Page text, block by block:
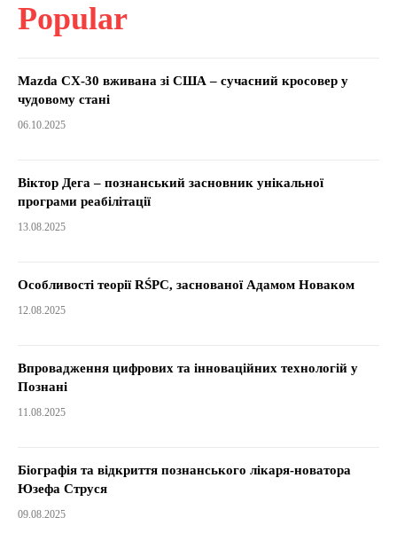
Popular
Mazda CX-30 вживана зі США – сучасний кросовер у
чудовому стані
06.10.2025
Віктор Дега – познанський засновник унікальної
програми реабілітації
13.08.2025
Особливості теорії RŚPC, заснованої Адамом Новаком
12.08.2025
Впровадження цифрових та інноваційних технологій у
Познані
11.08.2025
Біографія та відкриття познанського лікаря-новатора
Юзефа Струся
09.08.2025